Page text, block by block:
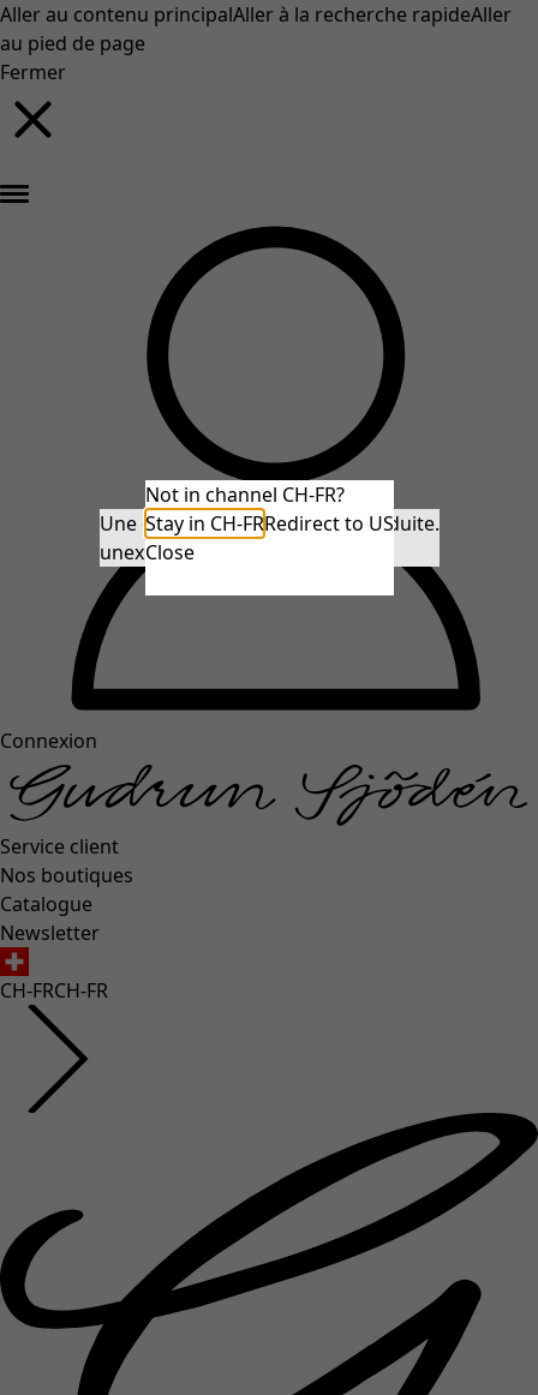
Aller au contenu principalAller à la recherche rapideAller
au pied de page
Fermer
Connexion
Service client
Nos boutiques
Catalogue
Newsletter
CH-FRCH-FR
Not in channel CH-FR?
Stay in CH-FRRedirect to US
Close
Une erreur inattendue s'est produite.
unexpectederror.buttontext